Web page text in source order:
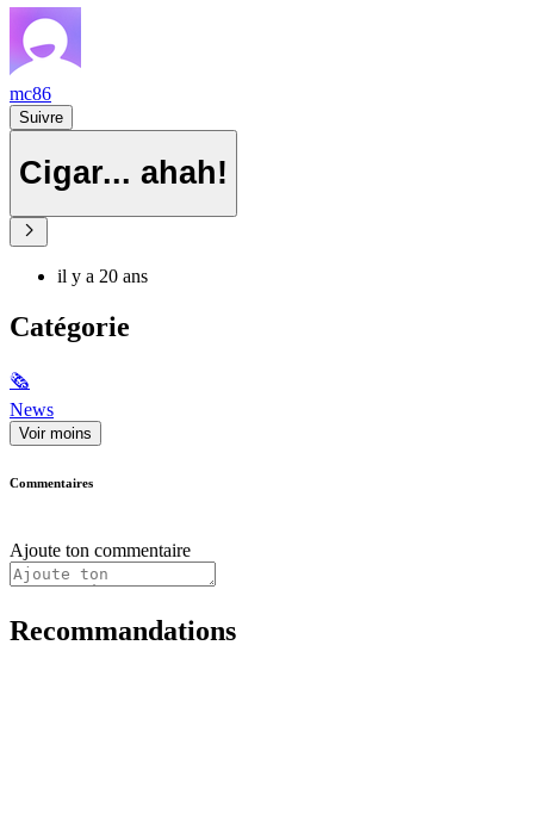
mc86
Suivre
Cigar... ahah!
il y a 20 ans
Catégorie
🗞
News
Voir moins
Commentaires
Ajoute ton commentaire
Recommandations